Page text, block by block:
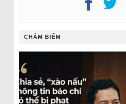
CHÂM BIẾM